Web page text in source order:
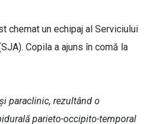
chemat un echipaj al Serviciului
Copila a ajuns în comă la
paraclinic, rezultând o
parieto-occipito-temporal